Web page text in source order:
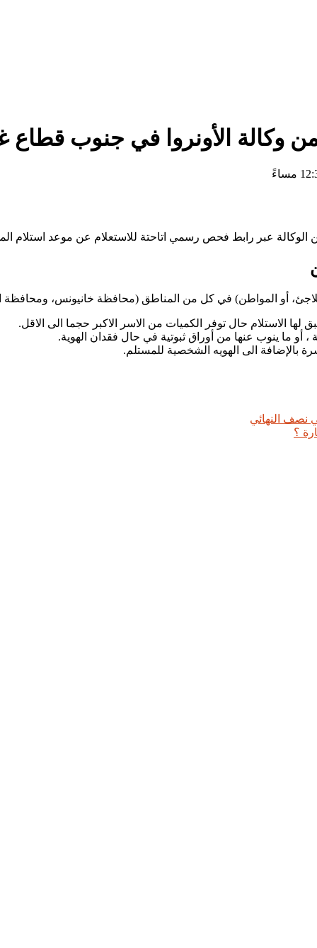
وكالة الأونروا في جنوب قطاع
عبر رابط فحص رسمي اتاحتة للاستعلام عن موعد استلام
أو المواطن) في كل من المناطق (محافظة خانيونس،
لها الاستلام حال توفر الكميات من الاسر الاكبر حجما الى الاقل.
ما ينوب عنها من أوراق ثبوتية في حال فقدان الهوية.
بالإضافة الى الهويه الشخصية للمستلم.
نصف النهائي
؟